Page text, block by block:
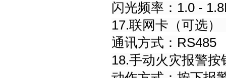
闪光频率：1.0 -
17.联网卡（可选）
通讯方式：RS485
18.手动火灾报警按